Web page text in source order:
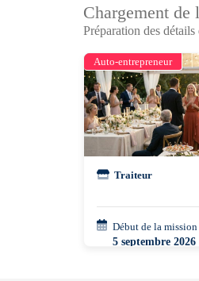
Chargement de
Préparation des
Auto-entrepreneur
Traiteur
Début de la mission
5 septembre 2026